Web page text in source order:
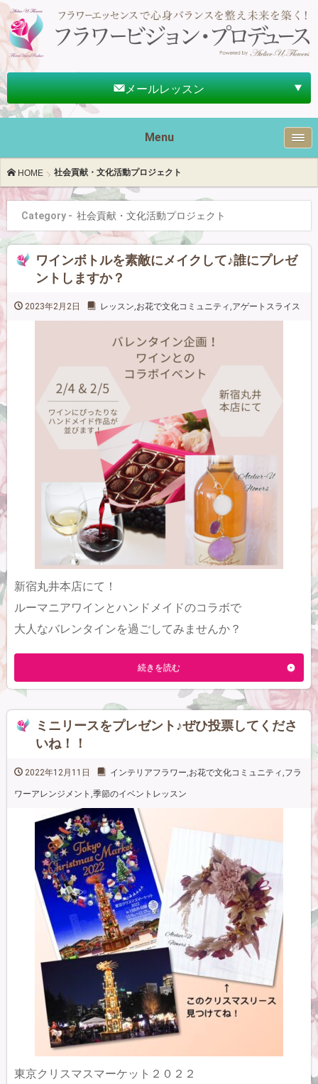
メールレッスン
Menu
HOME 社会貢献・文化活動プロジェクト
Category - 社会貢献・文化活動プロジェクト
ワインボトルを素敵にメイクして♪誰にプレゼ
ントしますか？
2023年2月2日 レッスン,お花で文化コミュニティ,アゲートスライス
新宿丸井本店にて！
ルーマニアワインとハンドメイドのコラボで
大人なバレンタインを過ごしてみませんか？
続きを読む
ミニリースをプレゼント♪ぜひ投票してくださ
いね！！
2022年12月11日 インテリアフラワー お花で文化コミュニティ フラ
ワーアレンジメント 季節のイベントレッスン
東京クリスマスマーケット２０２２